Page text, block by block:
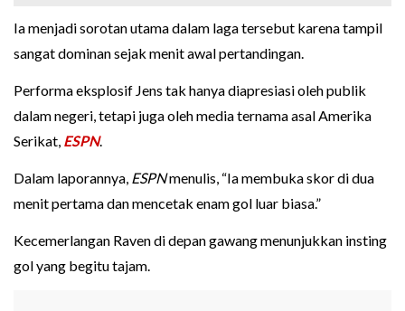
Ia menjadi sorotan utama dalam laga tersebut karena tampil
sangat dominan sejak menit awal pertandingan.
Performa eksplosif Jens tak hanya diapresiasi oleh publik
dalam negeri, tetapi juga oleh media ternama asal Amerika
Serikat, ESPN.
Dalam laporannya, ESPNmenulis, “Ia membuka skor di dua
menit pertama dan mencetak enam gol luar biasa.”
Kecemerlangan Raven di depan gawang menunjukkan insting
gol yang begitu tajam.